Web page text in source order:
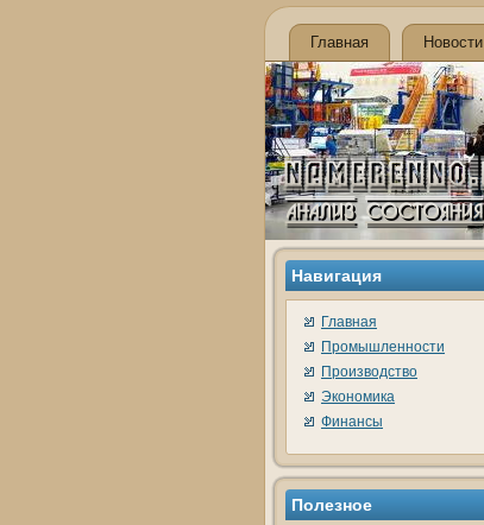
Главная Новости
Навигация
Главная
Промышленности
Производство
Экономика
Финансы
Полезное